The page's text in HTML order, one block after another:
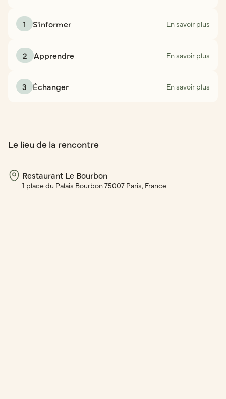
1 S'informer En savoir plus
2 Apprendre En savoir plus
3 Échanger En savoir plus
Le lieu de la rencontre
Restaurant Le Bourbon
1 place du Palais Bourbon 75007 Paris, France